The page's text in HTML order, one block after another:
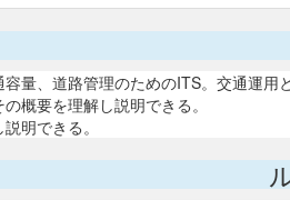
量、道路管理のためのITS。交通運用
概要を理解し説明できる。
明できる。